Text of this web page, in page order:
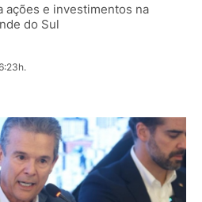
ações e investimentos na
do Sul